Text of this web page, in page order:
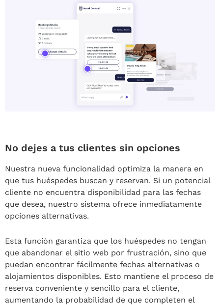
No dejes a tus clientes sin opciones
Nuestra nueva funcionalidad optimiza la manera en
que tus huéspedes buscan y reservan. Si un potencial
cliente no encuentra disponibilidad para las fechas
que desea, nuestro sistema ofrece inmediatamente
opciones alternativas.
Esta función garantiza que los huéspedes no tengan
que abandonar el sitio web por frustración, sino que
puedan encontrar fácilmente fechas alternativas o
alojamientos disponibles. Esto mantiene el proceso de
reserva conveniente y sencillo para el cliente,
aumentando la probabilidad de que completen el